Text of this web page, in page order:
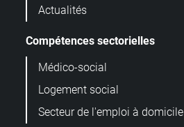
Actualités
Compétences sectorielles
Médico-social
Logement social
Secteur de l'emploi à domicile